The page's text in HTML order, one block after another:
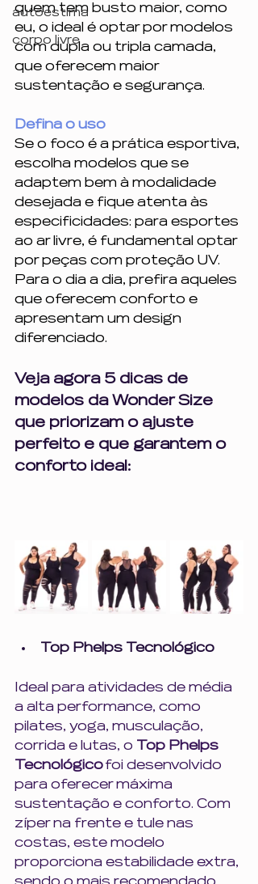
autoestima
corpo livre
quem tem busto maior, como
eu, o ideal é optar por modelos
com dupla ou tripla camada,
que oferecem maior
sustentação e segurança.
Defina o uso
Se o foco é a prática esportiva,
escolha modelos que se
adaptem bem à modalidade
desejada e fique atenta às
especificidades: para esportes
ao ar livre, é fundamental optar
por peças com proteção UV.
Para o dia a dia, prefira aqueles
que oferecem conforto e
apresentam um design
diferenciado.
Veja agora 5 dicas de
modelos da Wonder Size
que priorizam o ajuste
perfeito e que garantem o
conforto ideal:
Top Phelps Tecnológico
Ideal para atividades de média
a alta performance, como
pilates, yoga, musculação,
corrida e lutas, o Top Phelps
Tecnológico foi desenvolvido
para oferecer máxima
sustentação e conforto. Com
zíper na frente e tule nas
costas, este modelo
proporciona estabilidade extra,